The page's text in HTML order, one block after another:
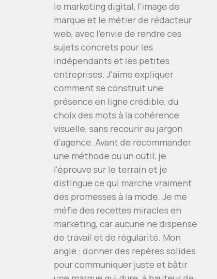
le marketing digital, l'image de
marque et le métier de rédacteur
web, avec l'envie de rendre ces
sujets concrets pour les
indépendants et les petites
entreprises. J'aime expliquer
comment se construit une
présence en ligne crédible, du
choix des mots à la cohérence
visuelle, sans recourir au jargon
d'agence. Avant de recommander
une méthode ou un outil, je
l'éprouve sur le terrain et je
distingue ce qui marche vraiment
des promesses à la mode. Je me
méfie des recettes miracles en
marketing, car aucune ne dispense
de travail et de régularité. Mon
angle : donner des repères solides
pour communiquer juste et bâtir